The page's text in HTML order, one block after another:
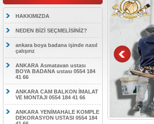
HAKKIMIZDA
NEDEN BİZİ SEÇMELİSİNİZ?
ankara boya badana işinde nasıl
çalışırız
ANKARA Asmatavan ustası
BOYA BADANA ustası 0554 184
41 66
ANKARA CAM BALKON İMALAT
VE MONTAJI 0554 184 41 66
ANKARA YENİMAHALE KOMPLE
DEKORASYON USTASI 0554 184